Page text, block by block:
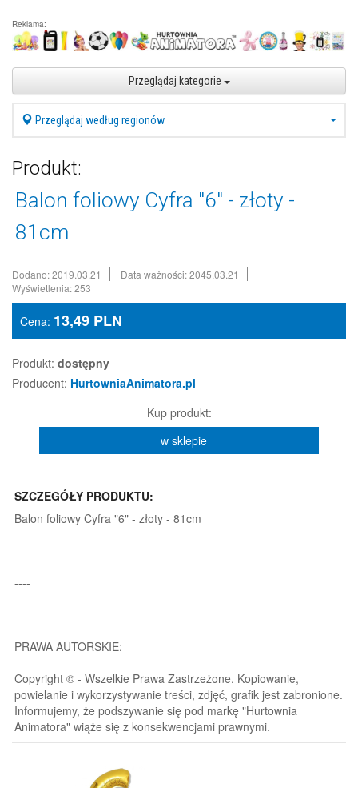
Reklama:
Przeglądaj kategorie
Przeglądaj według regionów
Produkt:
Balon foliowy Cyfra "6" - złoty -
81cm
Dodano: 2019.03.21
Data ważności: 2045.03.21
Wyświetlenia: 253
Cena: 13,49 PLN
Produkt: dostępny
Producent: HurtowniaAnimatora.pl
Kup produkt:
w sklepie
SZCZEGÓŁY PRODUKTU:
Balon foliowy Cyfra "6" - złoty - 81cm
----
PRAWA AUTORSKIE:
Copyright © - Wszelkie Prawa Zastrzeżone. Kopiowanie,
powielanie i wykorzystywanie treści, zdjęć, grafik jest zabronione.
Informujemy, że podszywanie się pod markę "Hurtownia
Animatora" wiąże się z konsekwencjami prawnymi.